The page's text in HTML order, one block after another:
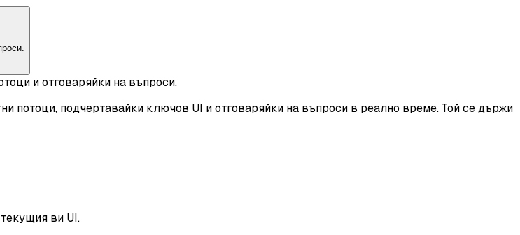
и отговаряйки на въпроси.
потоци, подчертавайки ключов UI и отговаряйки на въпроси в реално време. Той се държи
ви UI.